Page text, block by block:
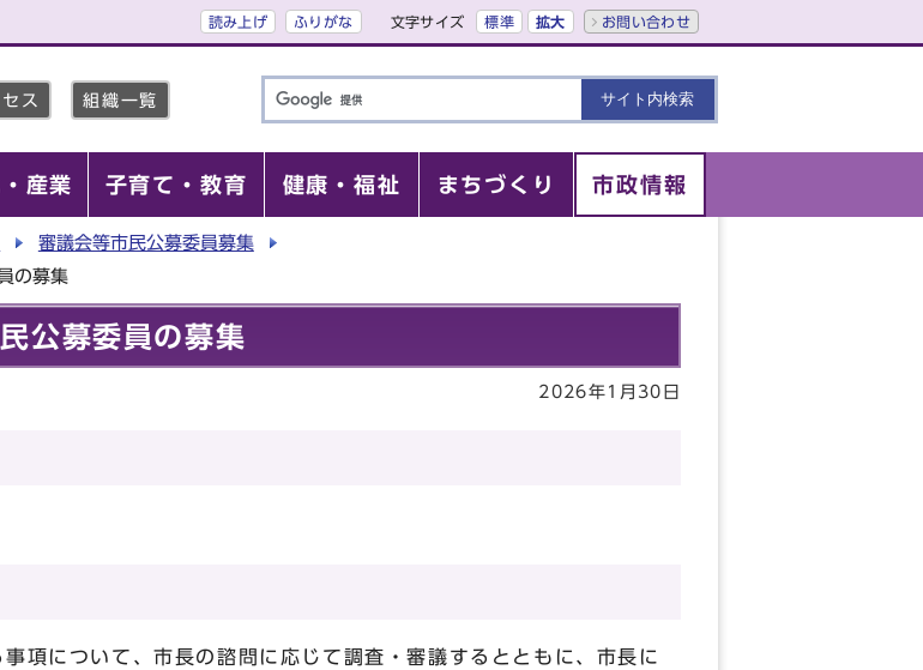
読み上げ ふりがな 文字サイズ 標準 拡大 お問い合わせ
ス 組織一覧
産業 子育て・教育 健康・福祉 まちづくり 市政情報
審議会等市民公募委員募集
の募集
公募委員の募集
2026年1月30日
項について、市長の諮問に応じて調査・審議するとともに、市長に